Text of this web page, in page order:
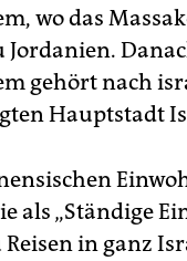
wo das
Jordanien.
gehört nach
Hauptstadt
als „Ständige
in ganz